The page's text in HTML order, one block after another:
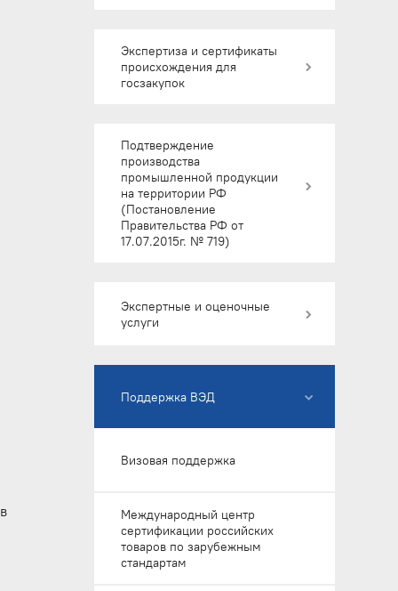
происхождения для экспорта
Экспертиза и сертификаты
происхождения для
госзакупок
происхождения для госзакупок
Подтверждение
производства
промышленной продукции
на территории РФ
(Постановление
Правительства РФ от
17.07.2015г. № 719)
промышленной продукции на
территории РФ
(Постановление Правительства
Экспертные и оценочные
услуги
Экспертные и сюрвейерские
ценообразования
Регистрация товарного знака
Поддержка ВЭД
Визовая поддержка
Международный центр
сертификации российских
товаров по зарубежным
стандартам